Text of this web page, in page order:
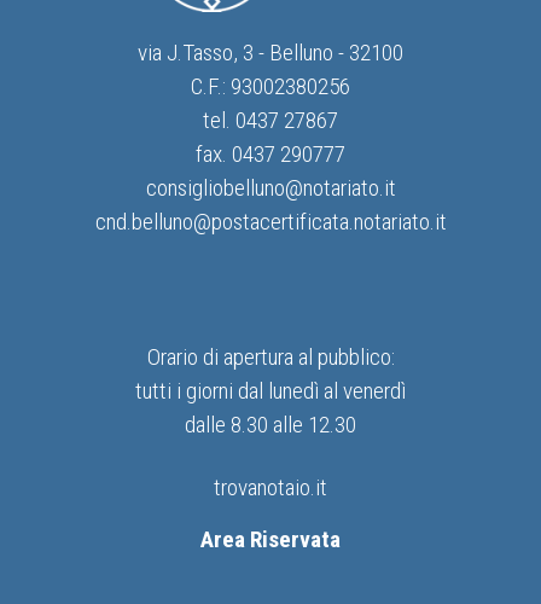
via J.Tasso, 3 - Belluno - 32100
C.F.: 93002380256
tel. 0437 27867
fax. 0437 290777
consigliobelluno@notariato.it
cnd.belluno@postacertificata.notariato.it
Orario di apertura al pubblico:
tutti i giorni dal lunedì al venerdì
dalle 8.30 alle 12.30
trovanotaio.it
Area Riservata